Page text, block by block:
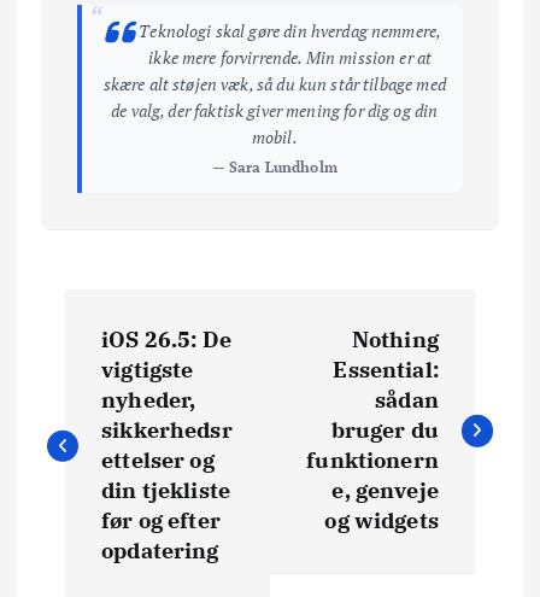
“
Teknologi skal gøre din hverdag nemmere,
ikke mere forvirrende. Min mission er at
skære alt støjen væk, så du kun står tilbage med
de valg, der faktisk giver mening for dig og din
mobil.
— Sara Lundholm
d
iOS 26.5: De
vigtigste
nyheder,
sikkerhedsr
ettelser og
din tjekliste
før og efter
opdatering
Nothing
Essential:
sådan
bruger du
funktionern
e, genveje
og widgets